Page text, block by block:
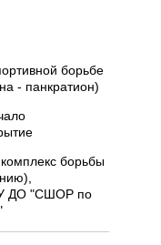
борьбе
- панкратион)
борьбы
ДО "СШОР по